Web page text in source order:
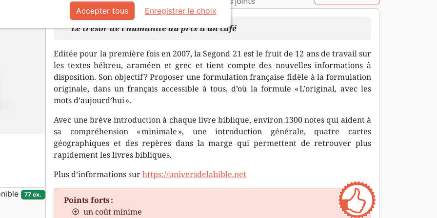
Le trésor de l’humanité au prix d’un café
Editée pour la première fois en 2007, la Segond 21 est le fruit de 12 ans de travail sur
les textes hébreu, araméen et grec et tient compte des nouvelles informations à
disposition. Son objectif ? Proposer une formulation française fidèle à la formulation
originale, dans un français accessible à tous, d’où la formule « L’original, avec les
mots d’aujourd’hui ».
Avec une brève introduction à chaque livre biblique, environ 1300 notes qui aident à
sa compréhension « minimale », une introduction générale, quatre cartes
géographiques et des repères dans la marge qui permettent de retrouver plus
rapidement les livres bibliques.
Plus d’informations surhttps://universdelabible.net
Points forts :
un coût minime
77 ex.
Accepter tous Enregistrer le choix